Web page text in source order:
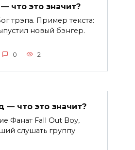
что это значит?
трэпа. Пример текста:
новый бэнгер.
0 2
— что это значит?
Фанат Fall Out Boy,
слушать группу